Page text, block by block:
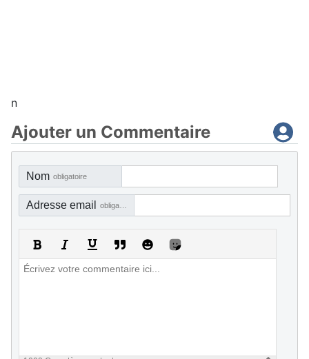
n
Ajouter un Commentaire
Nom obligatoire
Adresse email